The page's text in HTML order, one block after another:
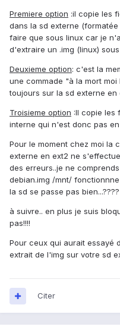
Premiere option :il copie les
dans la sd externe
faire que sous linux car je
d'extraire un .img (linux)
Deuxieme option: c'est la
une commade "à la mort
toujours sur la sd externe en
Troisieme option :Il copie les
interne qui n'est donc pas
Pour le moment chez moi la
externe en ext2 ne
des erreurs..je ne
debian.img /mnt/
la sd se passe pas bien...????
à suivre.. en plus je suis
pas!!!!
Pour ceux qui aurait essayé
extrait de l'img sur votre sd
Citer